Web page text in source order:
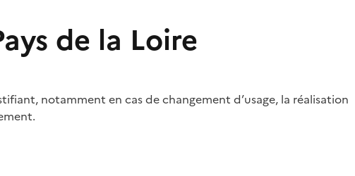
de la Loire
notamment en cas de changement d’usage, la réalisation